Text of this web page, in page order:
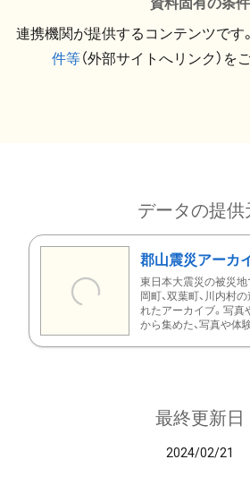
連携機関が提供するコンテンツです。
件等（外部サイトへリンク）を
データの提供
郡山震災アーカ
東日本大震災の被災地
岡町、双葉町、川内村
れたアーカイブ。写真
から集めた、写真や体
最終更新日
2024/02/21